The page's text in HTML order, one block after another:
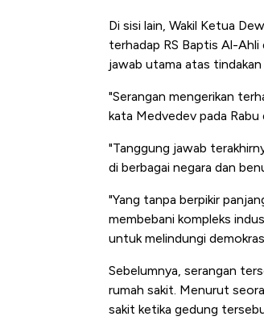
Di sisi lain, Wakil Ketua
terhadap RS Baptis Al-
jawab utama atas
"Serangan mengerikan
kata Medvedev pada Rabu
"Tanggung jawab
di berbagai negara dan
"Yang tanpa berpikir
membebani kompleks
untuk melindungi
Sebelumnya, serangan
rumah sakit. Menurut
sakit ketika gedung
Harga Batu
Baik Buat